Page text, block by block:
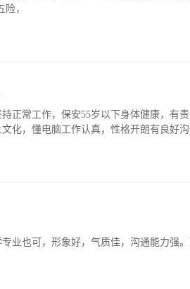
，
正常工作，保安55岁以下身体健康，有
化，懂电脑工作认真，性格开朗有良好
业也可，形象好，气质佳，沟通能力强。